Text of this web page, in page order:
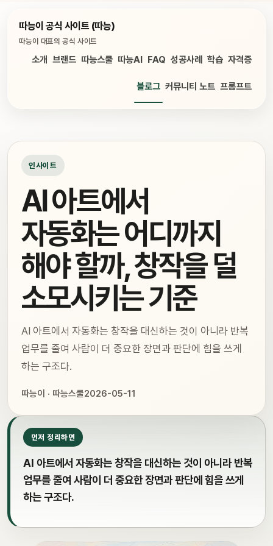
따능이 공식 사이트 (따능)
따능이 대표의 공식 사이트
소개 브랜드 따능스쿨 따능AI FAQ 성공사례 학습 자격증
블로그 커뮤니티 노트 프롬프트
인사이트
AI 아트에서
자동화는 어디까지
해야 할까, 창작을 덜
소모시키는 기준
AI 아트에서 자동화는 창작을 대신하는 것이 아니라 반복
업무를 줄여 사람이 더 중요한 장면과 판단에 힘을 쓰게
하는 구조다.
따능이 · 따능스쿨2026-05-11
먼저 정리하면
AI 아트에서 자동화는 창작을 대신하는 것이 아니라 반복
업무를 줄여 사람이 더 중요한 장면과 판단에 힘을 쓰게
하는 구조다.